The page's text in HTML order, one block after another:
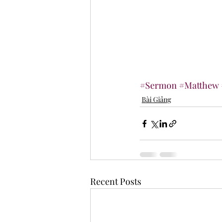
#Sermon #Matthew
Bài Giảng
Recent Posts